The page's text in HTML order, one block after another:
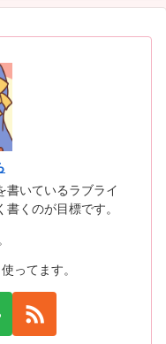
書いているラブライ
くのが目標です。
ってます。